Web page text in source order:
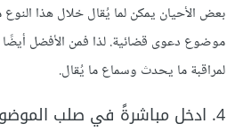
بعض الأحيان يمكن لما يُقال خلال هذا
موضوع دعوى قضائية. لذا فمن الأفضل
لمراقبة ما يحدث وسماع ما يُقال.
4. ادخل مباشرةً في صلب الموضوع